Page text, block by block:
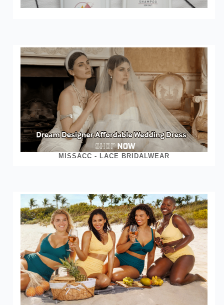
MISSACC - LACE BRIDALWEAR